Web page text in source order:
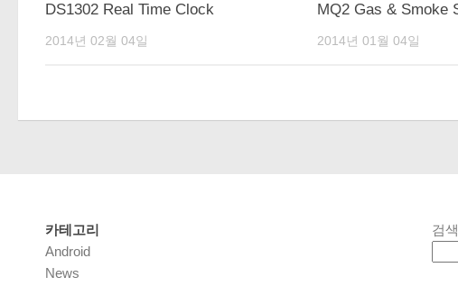
DS1302 Real Time Clock
2014년 02월 04일
MQ2 Gas & Smoke
2014년 01월 04일
카테고리
Android
News
검색